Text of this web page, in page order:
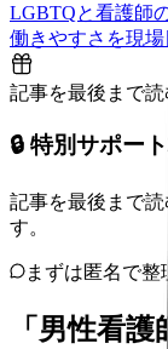
LGBTQと看護師
働きやすさを現場
記事を最後まで読
🔒 特別サポー
記事を最後まで
す。
まずは匿名で整
「男性看